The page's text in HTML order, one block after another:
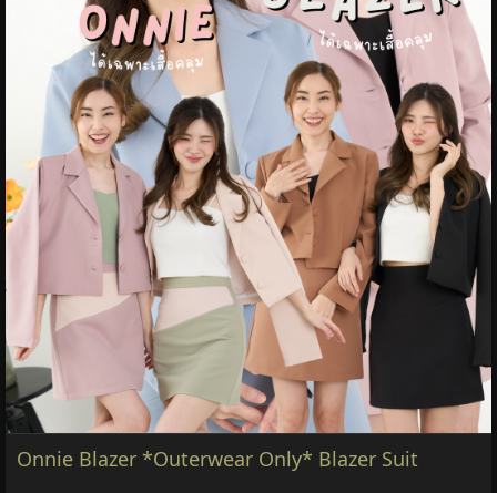
Onnie Blazer *Outerwear Only* Blazer Suit